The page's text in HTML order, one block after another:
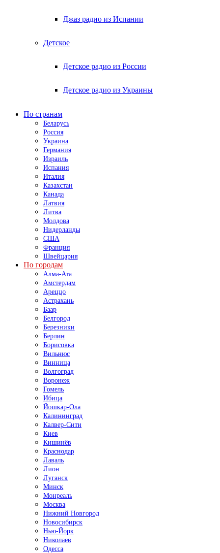
Джаз радио из Испании
Детское
Детское радио из России
Детское радио из Украины
По странам
Беларусь
Россия
Украина
Германия
Израиль
Испания
Италия
Казахстан
Канада
Латвия
Литва
Молдова
Нидерланды
США
Франция
Швейцария
По городам
Алма-Ата
Амстердам
Ареццо
Астрахань
Баар
Белгород
Березники
Берлин
Борисовка
Вильнюс
Винница
Волгоград
Воронеж
Гомель
Ибица
Йошкар-Ола
Калининград
Калвер-Сити
Киев
Кишинёв
Краснодар
Лаваль
Лион
Луганск
Минск
Монреаль
Москва
Нижний Новгород
Новосибирск
Нью-Йорк
Николаев
Одесса